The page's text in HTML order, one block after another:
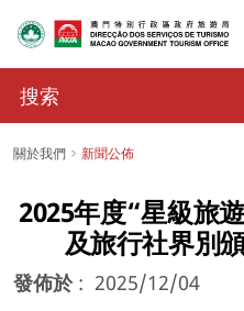
關於我們 新聞公佈
2025年度“星級旅
及旅行社界別
發佈於 : 2025/12/04